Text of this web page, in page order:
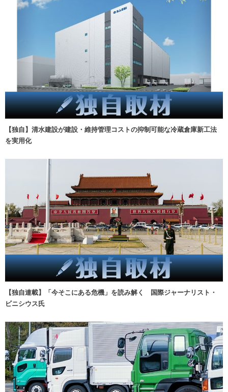
【独自】清水建設が建設・維持管理コストの抑制可能な冷蔵倉庫新工法
を実用化
【独自連載】「今そこにある危機」を読み解く 国際ジャーナリスト・
ビニシウス氏